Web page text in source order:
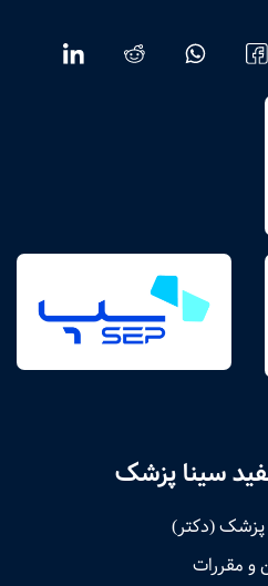
سینا پزشک
پزشک (دکتر)
و مقررات